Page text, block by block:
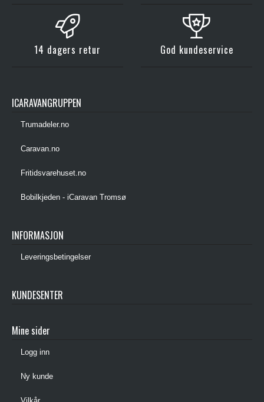
14 dagers retur God kundeservice
ICARAVANGRUPPEN
Trumadeler.no
Caravan.no
Fritidsvarehuset.no
Bobilkjeden - iCaravan Tromsø
INFORMASJON
Leveringsbetingelser
KUNDESENTER
Mine sider
Logg inn
Ny kunde